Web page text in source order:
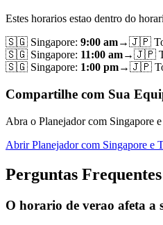
Estes horarios estao dentro do
🇸🇬 Singapore: 9:00 am→🇯🇵
🇸🇬 Singapore: 11:00 am→🇯🇵
🇸🇬 Singapore: 1:00 pm→🇯🇵
Compartilhe com Sua
Abra o Planejador com Singapore
Abrir Planejador com Singapore e
Perguntas Frequentes
O horario de verao afeta a